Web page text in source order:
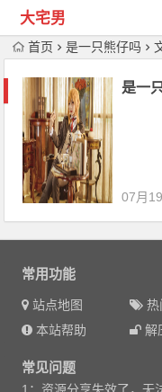
大宅男
首页 是一只熊仔吗
是一
07月
常用功能
站点地图 热
本站帮助
解
常见问题